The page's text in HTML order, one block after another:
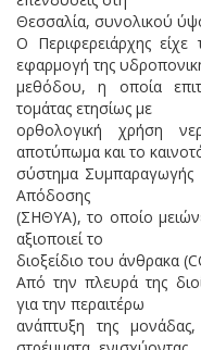
Θεσσαλία, συνολικού
Ο Περιφερειάρχης
εφαρμογή της
μεθόδου, η οποία
τομάτας ετησίως με
ορθολογική χρήση
αποτύπωμα και το
σύστημα Συμπαραγωγής
Απόδοσης
(ΣΗΘΥΑ), το οποίο
αξιοποιεί το
διοξείδιο του άνθρακα
Από την πλευρά της
για την περαιτέρω
ανάπτυξη της